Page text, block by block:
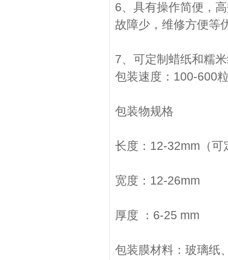
6、具有操作简便，
故障少，维修方便等
7、可定制蜡纸和糯
包装速度：100-600
包装物规格
长度：12-32mm（可
宽度：12-26mm
厚度 ：6-25 mm
包装膜材料：玻璃纸